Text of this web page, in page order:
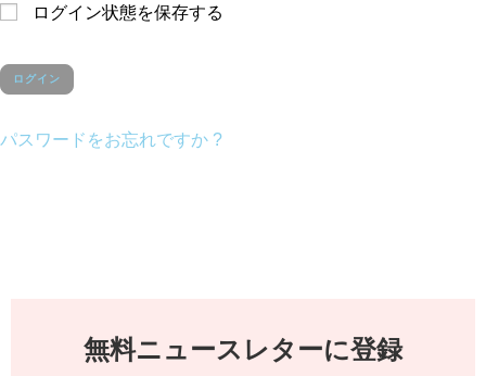
ログイン状態を保存する
パスワードをお忘れですか ?
無料ニュースレターに登録